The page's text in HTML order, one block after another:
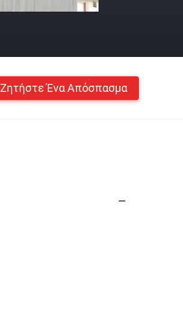
Ζητήστε Ένα Απόσπασμα